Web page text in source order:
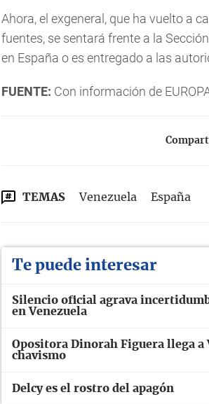
Ahora, el exgeneral, que ha vuelto a
fuentes, se sentará frente a la
en España o es entregado a las
FUENTE: Con información de
TEMAS Venezuela España
Te puede interesar
Silencio oficial agrava
en Venezuela
Opositora Dinorah Figuera llega a
chavismo
Delcy es el rostro del apagón